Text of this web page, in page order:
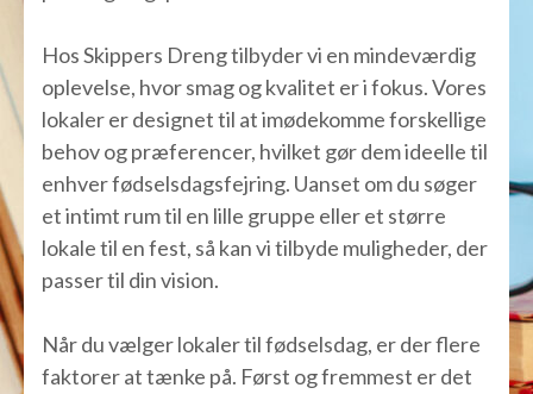
Hos Skippers Dreng tilbyder vi en mindeværdig
oplevelse, hvor smag og kvalitet er i fokus. Vores
lokaler er designet til at imødekomme forskellige
behov og præferencer, hvilket gør dem ideelle til
enhver fødselsdagsfejring. Uanset om du søger
et intimt rum til en lille gruppe eller et større
lokale til en fest, så kan vi tilbyde muligheder, der
passer til din vision.
Når du vælger lokaler til fødselsdag, er der flere
faktorer at tænke på. Først og fremmest er det